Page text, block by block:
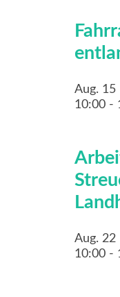
Aug. 15
10:00 -
Aug. 22
10:00 -